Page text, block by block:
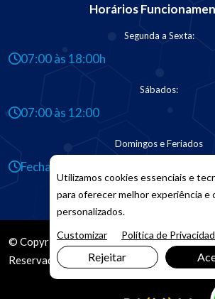
Horários
Segunda a Sexta:
07:00 às 18:00h
Sábados:
07:00 às 12:00
Domingos e Feriados
Fechado
© Copyright 2026. DIVIAMarketing
Reservados
Agendar
Utilizamos cookies essenciais e
para oferecer melhor experiência e
personalizados.
Customizar
Política de
Rejeitar